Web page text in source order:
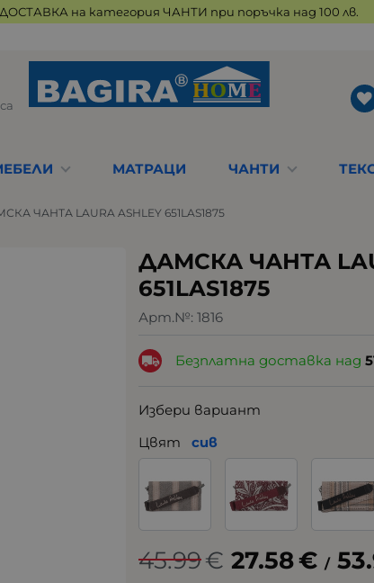
на категория ЧАНТИ при поръчка над 100 лв.
МАТРАЦИ ЧАНТИ
ЧАНТА LAURA ASHLEY 651LAS1875
ДАМСКА ЧАНТА
651LAS1875
Арт.№: 1816
Безплатна доставка над
Избери вариант
Цвят
сив
45.99€ 27.58€ /